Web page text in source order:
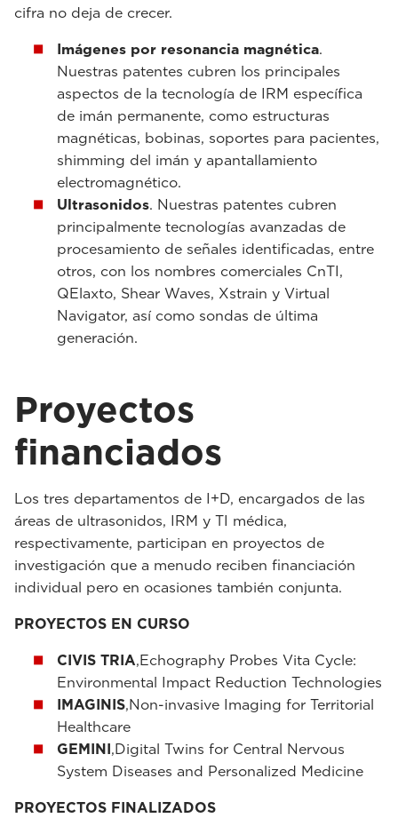
cifra no deja de crecer.
Imágenes por resonancia magnética.
Nuestras patentes cubren los principales
aspectos de la tecnología de IRM específica
de imán permanente, como estructuras
magnéticas, bobinas, soportes para pacientes,
shimming del imán y apantallamiento
electromagnético.
Ultrasonidos. Nuestras patentes cubren
principalmente tecnologías avanzadas de
procesamiento de señales identificadas, entre
otros, con los nombres comerciales CnTI,
QElaxto, Shear Waves, Xstrain y Virtual
Navigator, así como sondas de última
generación.
Proyectos
financiados
Los tres departamentos de I+D, encargados de las
áreas de ultrasonidos, IRM y TI médica,
respectivamente, participan en proyectos de
investigación que a menudo reciben financiación
individual pero en ocasiones también conjunta.
PROYECTOS EN CURSO
CIVIS TRIA,Echography Probes Vita Cycle:
Environmental Impact Reduction Technologies
IMAGINIS,Non-invasive Imaging for Territorial
Healthcare
GEMINI,Digital Twins for Central Nervous
System Diseases and Personalized Medicine
PROYECTOS FINALIZADOS